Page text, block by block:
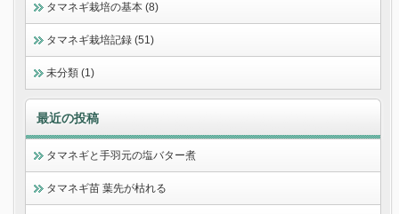
タマネギ栽培の基本 (8)
タマネギ栽培記録 (51)
未分類 (1)
最近の投稿
タマネギと手羽元の塩バター煮
タマネギ苗 葉先が枯れる